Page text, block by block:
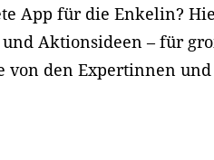
App für die Enkelin?
Aktionsideen – für
von den Expertinnen